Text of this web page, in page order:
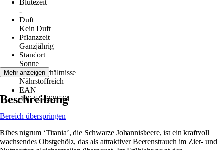
Blütezeit
-
Duft
Kein Duft
Pflanzzeit
Ganzjährig
Standort
Sonne
Bodenverhältnisse
Nährstoffreich
EAN
4063654228561
Mehr anzeigen
Beschreibung
Bereich überspringen
Ribes nigrum ‘Titania’, die Schwarze Johannisbeere, ist ein kraftvoll
wachsendes Obstgehölz, das als attraktiver Beerenstrauch im Zier- und